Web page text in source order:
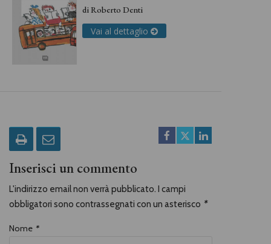
diRoberto Denti
Vai al dettaglio
Inserisci un commento
L'indirizzo email non verrà pubblicato. I campi
obbligatori sono contrassegnati con un asterisco *
Nome *